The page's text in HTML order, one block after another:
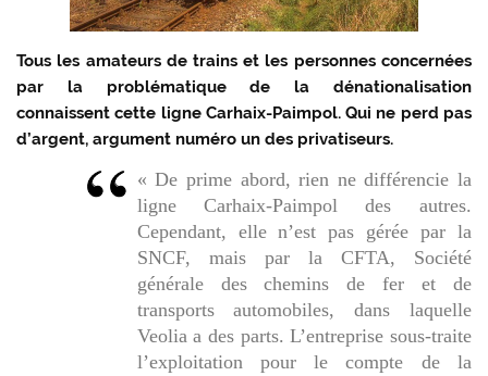
Tous les amateurs de trains et les personnes concernées
par la problématique de la dénationalisation
connaissent cette ligne Carhaix-Paimpol. Qui ne perd pas
d’argent, argument numéro un des privatiseurs.
« De prime abord, rien ne différencie la
ligne Carhaix-Paimpol des autres.
Cependant, elle n’est pas gérée par la
SNCF, mais par la CFTA, Société
générale des chemins de fer et de
transports automobiles, dans laquelle
Veolia a des parts. L’entreprise sous-traite
l’exploitation pour le compte de la